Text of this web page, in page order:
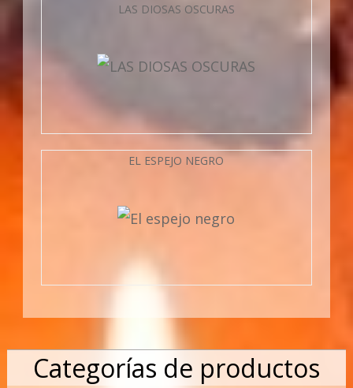
LAS DIOSAS OSCURAS
EL ESPEJO NEGRO
Categorías de productos